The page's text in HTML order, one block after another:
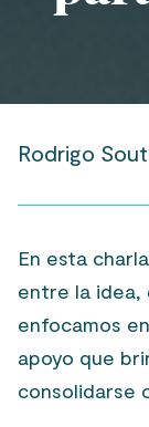
Rodrigo
En esta
entre la idea,
enfocamos
apoyo que
consolidarse